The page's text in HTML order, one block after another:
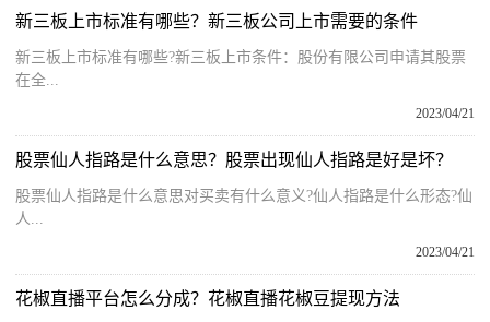
新三板上市标准有哪些？新三板公司上市需要的条件
新三板上市标准有哪些?新三板上市条件：股份有限公司申请其股票
在全...
2023/04/21
股票仙人指路是什么意思？股票出现仙人指路是好是坏？
股票仙人指路是什么意思对买卖有什么意义?仙人指路是什么形态?仙
人...
2023/04/21
花椒直播平台怎么分成？花椒直播花椒豆提现方法